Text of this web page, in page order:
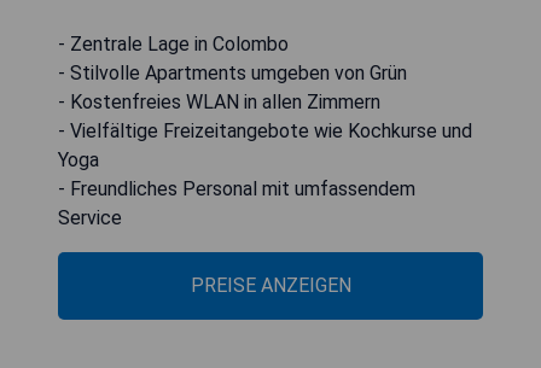
- Zentrale Lage in Colombo
- Stilvolle Apartments umgeben von Grün
- Kostenfreies WLAN in allen Zimmern
- Vielfältige Freizeitangebote wie Kochkurse und
Yoga
- Freundliches Personal mit umfassendem
Service
PREISE ANZEIGEN